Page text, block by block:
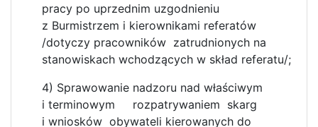
pracy po uprzednim uzgodnieniu
z Burmistrzem i kierownikami referatów
/dotyczy pracowników zatrudnionych na
stanowiskach wchodzących w skład referatu/;
4) Sprawowanie nadzoru nad właściwym
i terminowym rozpatrywaniem skarg
i wniosków obywateli kierowanych do